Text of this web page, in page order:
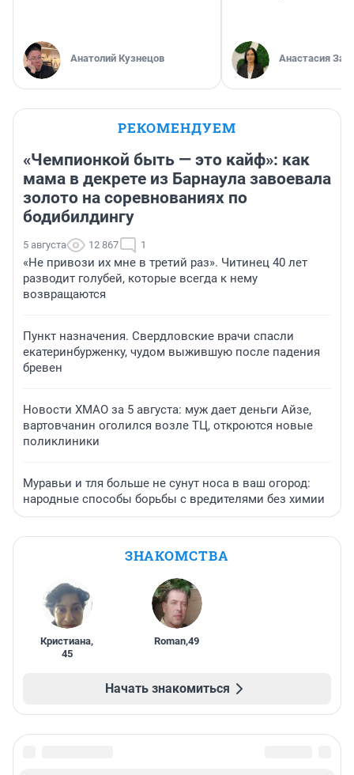
Анатолий Кузнецов Анастасия
РЕКОМЕНДУЕМ
«Чемпионкой быть — это кайф»: как
мама в декрете из Барнаула завоевала
золото на соревнованиях по
бодибилдингу
5 августа 12 867 1
«Не привози их мне в третий раз». Читинец 40 лет
разводит голубей, которые всегда к нему
возвращаются
Пункт назначения. Свердловские врачи спасли
екатеринбурженку, чудом выжившую после падения
бревен
Новости ХМАО за 5 августа: муж дает деньги Айзе,
вартовчанин оголился возле ТЦ, откроются новые
поликлиники
Муравьи и тля больше не сунут носа в ваш огород:
народные способы борьбы с вредителями без химии
ЗНАКОМСТВА
Кристиана,
45
Roman,49
Начать знакомиться